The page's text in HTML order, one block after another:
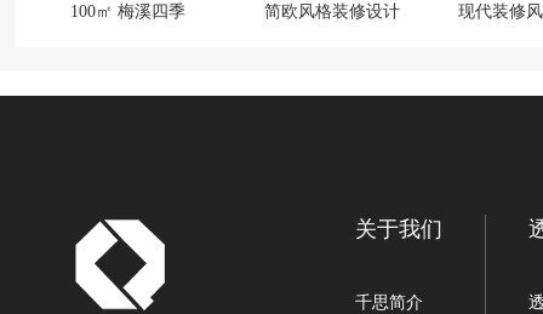
100㎡ 梅溪四季 简欧风格装修设计 现代装修
关于我们
千思简介